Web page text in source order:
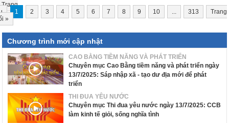
Trang
1 2 3 4 5 6 7 8 9 10 313
Trang
»
Chương trình mới cập nhật
CAO BẰNG TIỀM NĂNG VÀ PHÁT TRIỂN
Chuyên mục Cao Bằng tiềm năng và phát triển ngày
13/7/2025: Sáp nhập xã - tạo dư địa mới để phát
triển
THI ĐUA YÊU NƯỚC
Chuyên mục Thi đua yêu nước ngày 13/7/2025: CCB
làm kinh tế giỏi, sống nghĩa tình